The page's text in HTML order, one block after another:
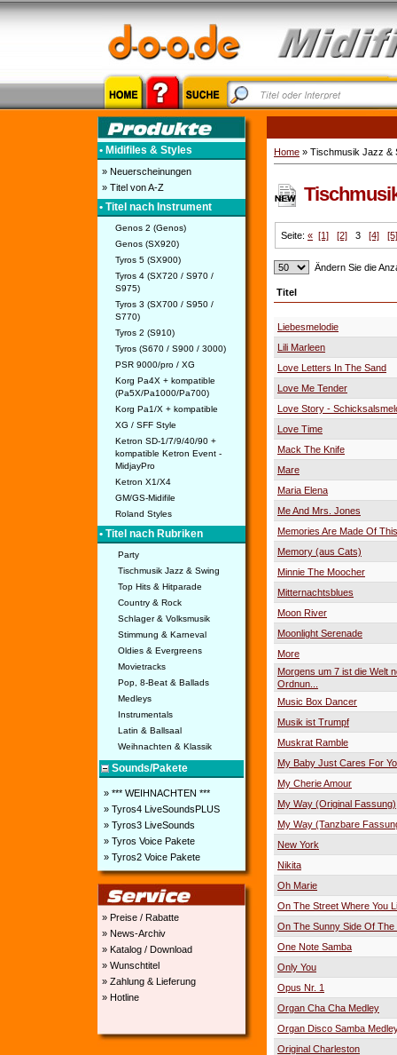
• Midifiles & Styles
» Neuerscheinungen
» Titel von A-Z
• Titel nach Instrument
Genos 2 (Genos)
Genos (SX920)
Tyros 5 (SX900)
Tyros 4 (SX720 / S970 /
S975)
Tyros 3 (SX700 / S950 /
S770)
Tyros 2 (S910)
Tyros (S670 / S900 / 3000)
PSR 9000/pro / XG
Korg Pa4X + kompatible
(Pa5X/Pa1000/Pa700)
Korg Pa1/X + kompatible
XG / SFF Style
Ketron SD-1/7/9/40/90 +
kompatible Ketron Event -
MidjayPro
Ketron X1/X4
GM/GS-Midifile
Roland Styles
• Titel nach Rubriken
Party
Tischmusik Jazz & Swing
Top Hits & Hitparade
Country & Rock
Schlager & Volksmusik
Stimmung & Karneval
Oldies & Evergreens
Movietracks
Pop, 8-Beat & Ballads
Medleys
Instrumentals
Latin & Ballsaal
Weihnachten & Klassik
Sounds/Pakete
» *** WEIHNACHTEN ***
» Tyros4 LiveSoundsPLUS
» Tyros3 LiveSounds
» Tyros Voice Pakete
» Tyros2 Voice Pakete
» Preise / Rabatte
» News-Archiv
» Katalog / Download
» Wunschtitel
» Zahlung & Lieferung
» Hotline
Home » Tischmusik Jazz &
Seite: « [1] [2] 3 [4] [5]
Ändern Sie die
Titel
Liebesmelodie
Lili Marleen
Love Letters In The Sand
Love Me Tender
Love Story -
Love Time
Mack The Knife
Mare
Maria Elena
Me And Mrs. Jones
Memories Are Made Of This
Memory (aus Cats)
Minnie The Moocher
Mitternachtsblues
Moon River
Moonlight Serenade
More
Morgens um 7 ist die Welt
Ordnun...
Music Box Dancer
Musik ist Trumpf
Muskrat Ramble
My Baby Just Cares For
My Cherie Amour
My Way (Original Fassung)
My Way (Tanzbare
New York
Nikita
Oh Marie
On The Street Where You
On The Sunny Side Of The
One Note Samba
Only You
Opus Nr. 1
Organ Cha Cha Medley
Organ Disco Samba
Original Charleston